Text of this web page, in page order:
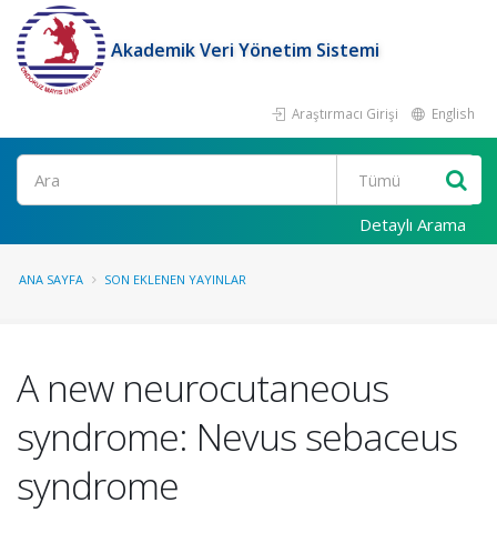
Akademik Veri Yönetim Sistemi
Araştırmacı Girişi English
Ara
Detaylı Arama
ANA SAYFA SON EKLENEN YAYINLAR
A new neurocutaneous
syndrome: Nevus sebaceus
syndrome